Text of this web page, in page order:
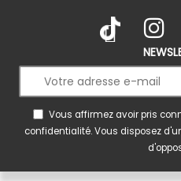
Vous affirmez avoir pris
confidentialité. Vous disposez